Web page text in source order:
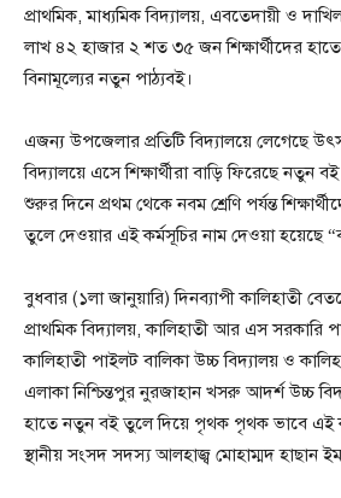
প্রাথমিক, মাধ্যমিক বিদ্যালয়, এবতেদায়ী ও
লাখ ৪২ হাজার ২ শত ৩৫ জন শিক্ষার্থীদের
বিনামূল্যের নতুন পাঠ্যবই।
এজন্য উপজেলার প্রতিটি বিদ্যালয়ে লেগেছে
বিদ্যালয়ে এসে শিক্ষার্থীরা বাড়ি ফিরেছে নতুন
শুরুর দিনে প্রথম থেকে নবম শ্রেণি পর্যন্ত
তুলে দেওয়ার এই কর্মসূচির নাম দেওয়া হয়েছে
বুধবার (১লা জানুয়ারি) দিনব্যাপী কালিহাতী
প্রাথমিক বিদ্যালয়, কালিহাতী আর এস সরকারি
কালিহাতী পাইলট বালিকা উচ্চ বিদ্যালয় ও
এলাকা নিশ্চিন্তপুর নুরজাহান খসরু আদর্শ উচ্চ
হাতে নতুন বই তুলে দিয়ে পৃথক পৃথক ভাবে এই
স্থানীয় সংসদ সদস্য আলহাজ্ব মোহাম্মদ হাছান